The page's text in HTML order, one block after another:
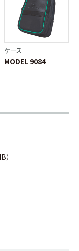
ケース
MODEL 9084